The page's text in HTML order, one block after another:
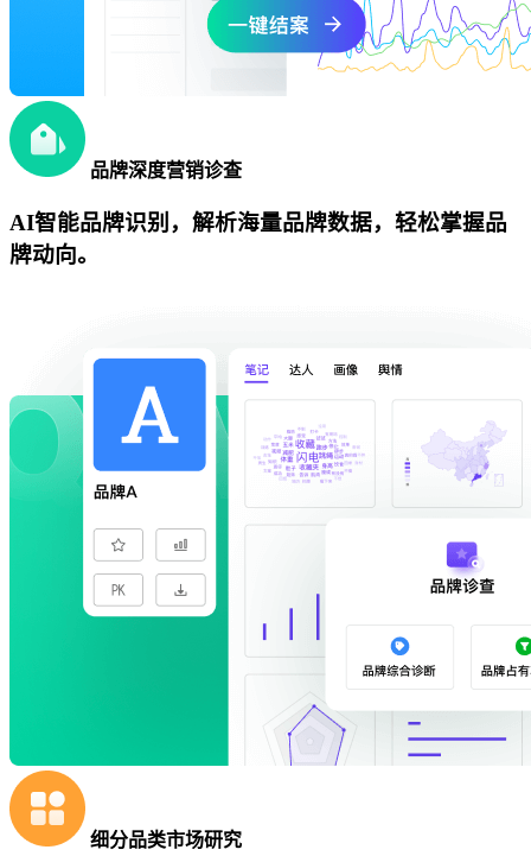
品牌深度营销诊查
AI智能品牌识别，解析海量品牌数据，轻松掌握品
牌动向。
细分品类市场研究